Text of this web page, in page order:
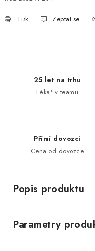
Tisk Zeptat se
25 let na trhu
Lékař v teamu
Přímí dovozci
Cena od dovozce
Popis produktu
Parametry